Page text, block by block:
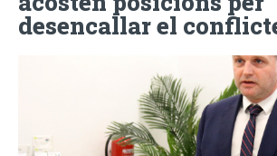
desencallar el